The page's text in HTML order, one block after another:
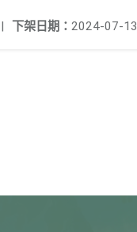
下架日期： 2024-07-13
|